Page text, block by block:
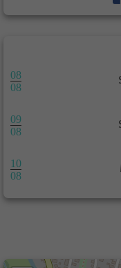
08
08
09
08
10
08